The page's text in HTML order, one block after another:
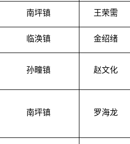
南坪镇 王荣需
临涣镇 金绍绪
孙疃镇 赵文化
南坪镇 罗海龙